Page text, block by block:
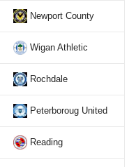
Newport County
Wigan Athletic
Rochdale
Peterboroug United
Reading